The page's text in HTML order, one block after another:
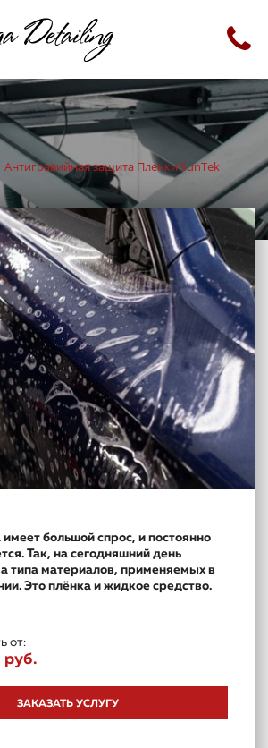
Антигравийная защита Пленки SunTek
большой спрос, и постоянно
Так, на сегодняшний день
типа материалов, применяемых в
Это плёнка и жидкое средство.
от:
руб.
ЗАКАЗАТЬ УСЛУГУ